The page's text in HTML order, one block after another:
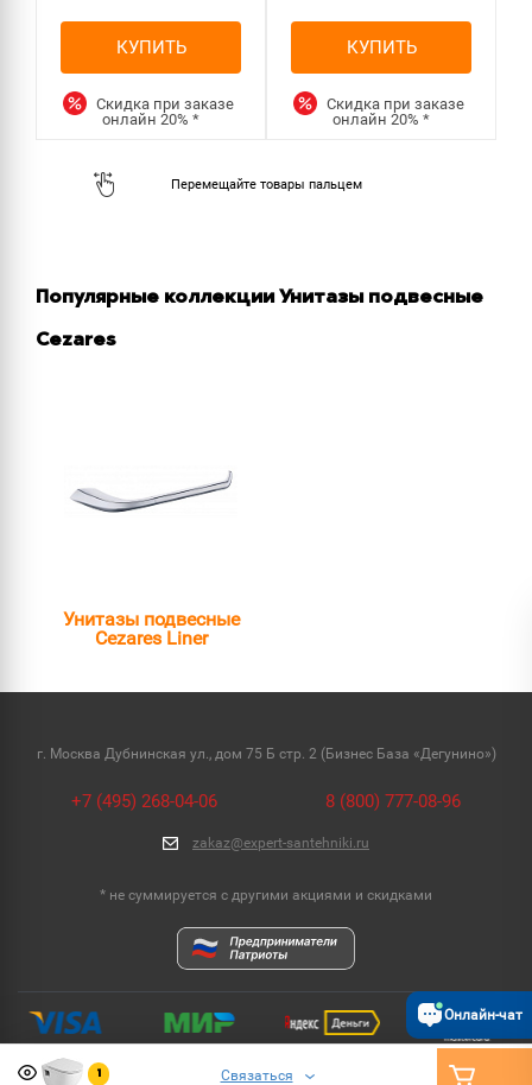
КУПИТЬ
Скидка при заказе
онлайн20%*
КУПИТЬ
Скидка при заказе
онлайн20%*
Популярные коллекции Унитазы подвесные
Cezares
Унитазы подвесные
Cezares Liner
г. Москва Дубнинская ул., дом 75 Б стр. 2 (Бизнес База «Дегунино»)
+7 (495) 268-04-06 8 (800) 777-08-96
zakaz@expert-santehniki.ru
* не суммируется с другими акциями и скидками
1 Связаться
Онлайн-чат